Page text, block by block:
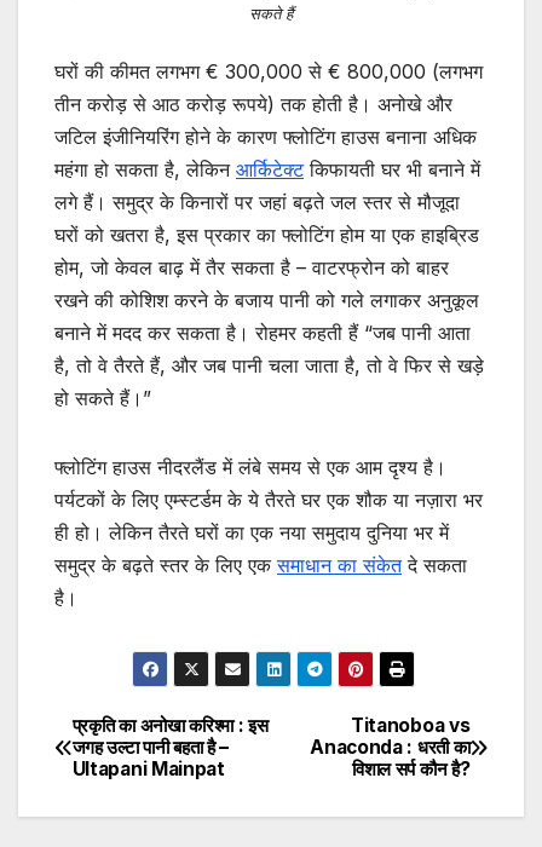
सकते हैं
घरों की कीमत लगभग € 300,000 से € 800,000 (लगभग
तीन करोड़ से आठ करोड़ रूपये) तक होती है। अनोखे और
जटिल इंजीनियरिंग होने के कारण फ्लोटिंग हाउस बनाना अधिक
महंगा हो सकता है, लेकिन आर्किटेक्टकिफायती घर भी बनाने में
लगे हैं। समुद्र के किनारों पर जहां बढ़ते जल स्तर से मौजूदा
घरों को खतरा है, इस प्रकार का फ्लोटिंग होम या एक हाइब्रिड
होम, जो केवल बाढ़ में तैर सकता है – वाटरफ्रोन को बाहर
रखने की कोशिश करने के बजाय पानी को गले लगाकर अनुकूल
बनाने में मदद कर सकता है। रोहमर कहती हैं “जब पानी आता
है, तो वे तैरते हैं, और जब पानी चला जाता है, तो वे फिर से खड़े
हो सकते हैं।”
फ्लोटिंग हाउस नीदरलैंड में लंबे समय से एक आम दृश्य है।
पर्यटकों के लिए एम्स्टर्डम के ये तैरते घर एक शौक या नज़ारा भर
ही हो।लेकिन तैरते घरों का एक नया समुदाय दुनिया भर में
समुद्र के बढ़ते स्तर के लिए एकसमाधान का संकेतदे सकता
है।
Post
navigation
Titanoboa vs
Anaconda : धरती का
विशाल सर्प कौन है?
प्रकृति का अनोखा करिश्मा : इस
जगह उल्टा पानी बहता है –
Ultapani Mainpat